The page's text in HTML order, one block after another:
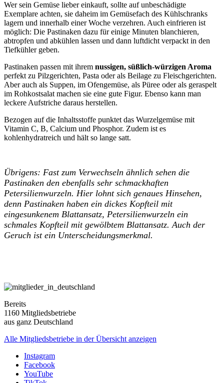
Wer sein Gemüse lieber einkauft, sollte auf unbeschädigte
Exemplare achten, sie daheim im Gemüsefach des Kühlschranks
lagern und innerhalb einer Woche verzehren. Auch einfrieren ist
möglich: Die Pastinaken dazu für einige Minuten blanchieren,
abtropfen und abkühlen lassen und dann luftdicht verpackt in den
Tiefkühler geben.
Pastinaken passen mit ihrem nussigen, süßlich-würzigen Aroma
perfekt zu Pilzgerichten, Pasta oder als Beilage zu Fleischgerichten.
Aber auch als Suppen, im Ofengemüse, als Püree oder als geraspelt
im Rohkostsalat machen sie eine gute Figur. Ebenso kann man
leckere Aufstriche daraus herstellen.
Bezogen auf die Inhaltsstoffe punktet das Wurzelgemüse mit
Vitamin C, B, Calcium und Phosphor. Zudem ist es
kohlenhydratreich und hält so lange satt.
Übrigens: Fast zum Verwechseln ähnlich sehen die
Pastinaken den ebenfalls sehr schmackhaften
Petersilienwurzeln. Hier lohnt sich genaues Hinsehen,
denn Pastinaken haben ein dickes Kopfteil mit
eingesunkenem Blattansatz, Petersilienwurzeln ein
schmales Kopfteil mit gewölbtem Blattansatz. Auch der
Geruch ist ein Unterscheidungsmerkmal.
Bereits
1160 Mitgliedsbetriebe
aus ganz Deutschland
Alle Mitgliedsbetriebe in der Übersicht anzeigen
Instagram
Facebook
YouTube